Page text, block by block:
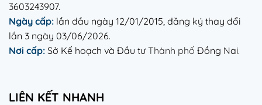
3603243907.
Ngày cấp: lần đầu ngày 12/01/2015, đăng ký thay đổi
lần 3 ngày 03/06/2026.
Nơi cấp: Sở Kế hoạch và Đầu tưThành phố Đồng Nai.
LIÊN KẾT NHANH